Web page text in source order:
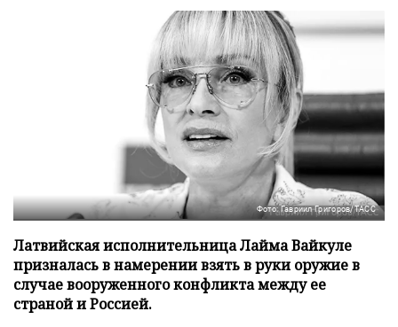
Фото: Гавриил Григоров/ТАСС
Латвийская исполнительница Лайма Вайкуле
призналась в намерении взять в руки оружие в
случае вооруженного конфликта между ее
страной и Россией.